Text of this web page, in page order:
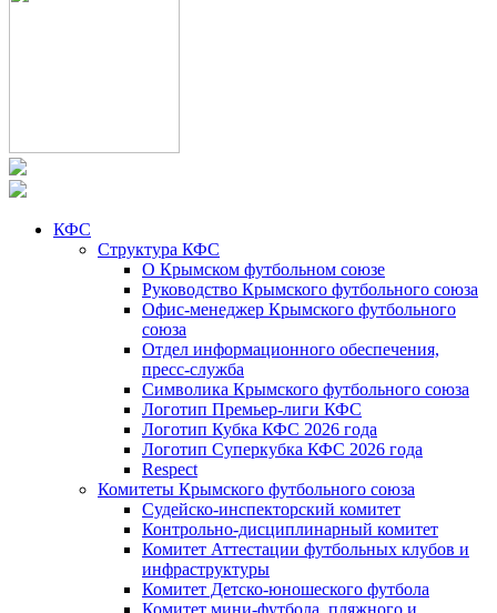
КФС
Структура КФС
О Крымском футбольном союзе
Руководство Крымского футбольного союза
Офис-менеджер Крымского футбольного
союза
Отдел информационного обеспечения,
пресс-служба
Символика Крымского футбольного союза
Логотип Премьер-лиги КФС
Логотип Кубка КФС 2026 года
Логотип Суперкубка КФС 2026 года
Respect
Комитеты Крымского футбольного союза
Судейско-инспекторский комитет
Контрольно-дисциплинарный комитет
Комитет Аттестации футбольных клубов и
инфраструктуры
Комитет Детско-юношеского футбола
Комитет мини-футбола, пляжного и